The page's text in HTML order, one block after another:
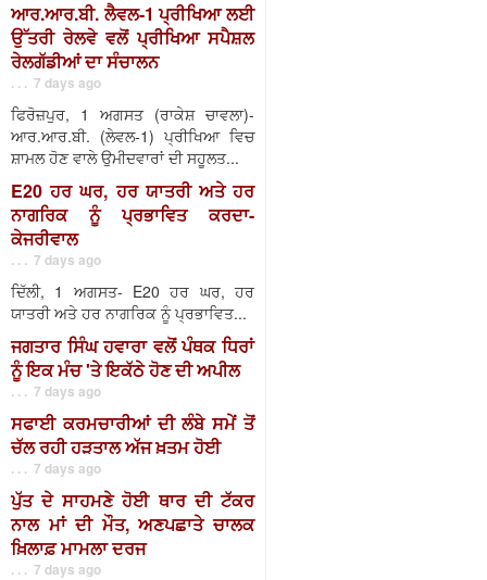
ਆਰ.ਆਰ.ਬੀ. ਲੈਵਲ-1 ਪ੍ਰੀਖਿਆ ਲਈ
ਉੱਤਰੀ ਰੇਲਵੇ ਵਲੋਂ ਪ੍ਰੀਖਿਆ ਸਪੈਸ਼ਲ
ਰੇਲਗੱਡੀਆਂ ਦਾ ਸੰਚਾਲਨ
. . . 7 days ago
ਫਿਰੋਜ਼ਪੁਰ, 1 ਅਗਸਤ (ਰਾਕੇਸ਼ ਚਾਵਲਾ)-
ਆਰ.ਆਰ.ਬੀ. (ਲੇਵਲ-1) ਪ੍ਰੀਖਿਆ ਵਿਚ
ਸ਼ਾਮਲ ਹੋਣ ਵਾਲੇ ਉਮੀਦਵਾਰਾਂ ਦੀ ਸਹੂਲਤ...
E20 ਹਰ ਘਰ, ਹਰ ਯਾਤਰੀ ਅਤੇ ਹਰ
ਨਾਗਰਿਕ ਨੂੰ ਪ੍ਰਭਾਵਿਤ ਕਰਦਾ-
ਕੇਜਰੀਵਾਲ
. . . 7 days ago
ਦਿੱਲੀ, 1 ਅਗਸਤ- E20 ਹਰ ਘਰ, ਹਰ
ਯਾਤਰੀ ਅਤੇ ਹਰ ਨਾਗਰਿਕ ਨੂੰ ਪ੍ਰਭਾਵਿਤ...
ਜਗਤਾਰ ਸਿੰਘ ਹਵਾਰਾ ਵਲੋਂ ਪੰਥਕ ਧਿਰਾਂ
ਨੂੰ ਇਕ ਮੰਚ 'ਤੇ ਇਕੱਠੇ ਹੋਣ ਦੀ ਅਪੀਲ
. . . 7 days ago
ਸਫਾਈ ਕਰਮਚਾਰੀਆਂ ਦੀ ਲੰਬੇ ਸਮੇਂ ਤੋਂ
ਚੱਲ ਰਹੀ ਹੜਤਾਲ ਅੱਜ ਖ਼ਤਮ ਹੋਈ
. . . 7 days ago
ਪੁੱਤ ਦੇ ਸਾਹਮਣੇ ਹੋਈ ਥਾਰ ਦੀ ਟੱਕਰ
ਨਾਲ ਮਾਂ ਦੀ ਮੌਤ, ਅਣਪਛਾਤੇ ਚਾਲਕ
ਖ਼ਿਲਾਫ਼ ਮਾਮਲਾ ਦਰਜ
. . . 7 days ago